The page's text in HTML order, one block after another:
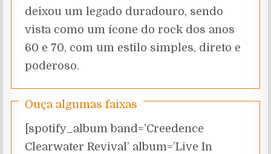
deixou um legado duradouro, sendo
vista como um ícone do rock dos anos
60 e 70, com um estilo simples, direto e
poderoso.
Ouça algumas faixas
[spotify_album band=’Creedence
Clearwater Revival’ album=’Live In